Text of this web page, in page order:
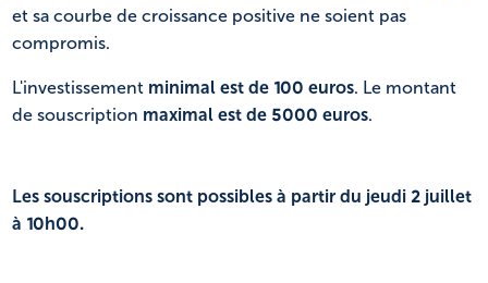
et sa courbe de croissance positive ne soient pas
compromis.
L'investissement minimal est de 100 euros. Le montant
de souscription maximal est de 5000 euros.
Les souscriptions sont possibles à partir du jeudi 2 juillet
à 10h00.